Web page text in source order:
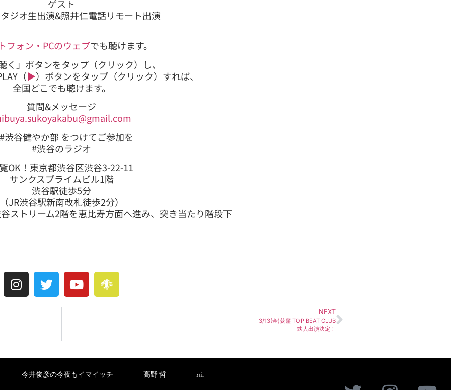
ゲスト
ジオ生出演&照井仁電話リモート出演
フォン・PCのウェブでも聴けます。
く」ボタンをタップ（クリック）し、
（▶）ボタンをタップ（クリック）すれば、
全国どこでも聴けます。
質問&メッセージ
渋谷健やか部 をつけてご参加を
#渋谷のラジオ
OK！東京都渋谷区渋谷3-22-11
サンクスプライムビル1階
渋谷駅徒歩5分
JR渋谷駅新南改札徒歩2分）
ストリーム2階を恵比寿方面へ進み、突き当たり階段下
NEXT
3/13(金)荻窪 TOP BEAT CLUB
鉄人出演決定！
今井俊彦の今夜もイマイッチ 髙野 哲 nil